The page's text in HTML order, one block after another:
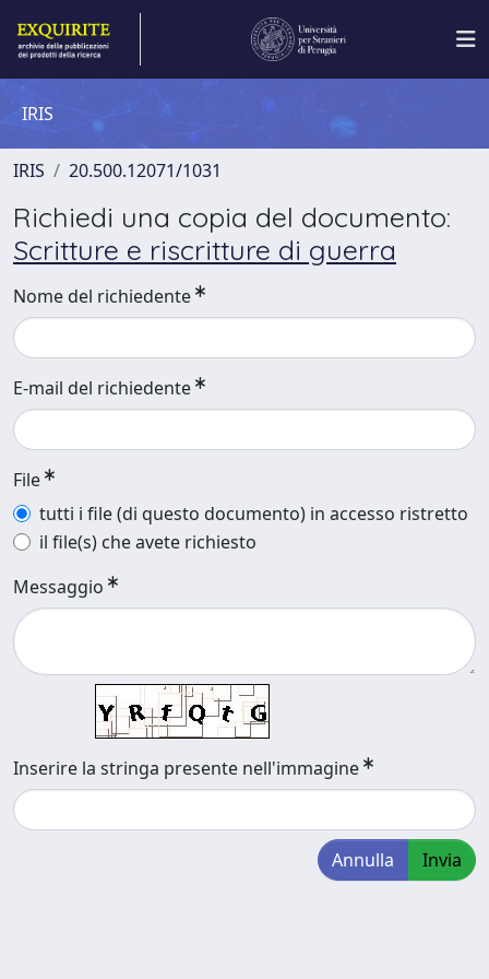
IRIS
IRIS 20.500.12071/1031
Richiedi una copia del documento:
Scritture e riscritture di guerra
Nome del richiedente
E-mail del richiedente
File
tutti i file (di questo documento) in accesso ristretto
il file(s) che avete richiesto
Messaggio
Inserire la stringa presente nell'immagine
Annulla Invia